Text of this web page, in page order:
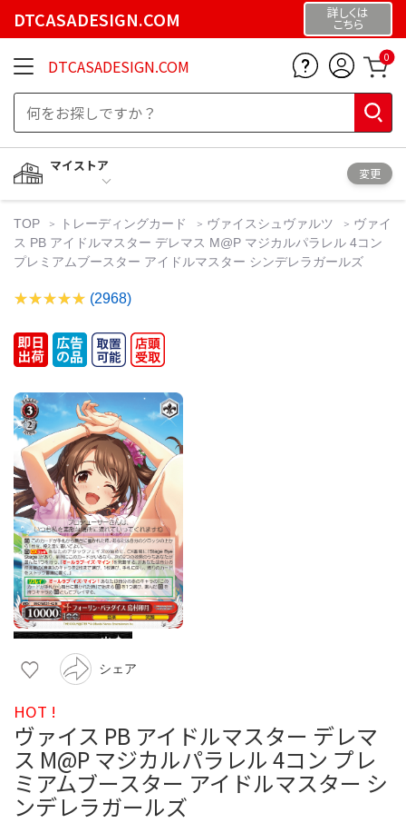
DTCASADESIGN.COM 詳しくは
こちら
DTCASADESIGN.COM 0
マイストア
変更
TOP トレーディングカード ヴァイスシュヴァルツ
ヴァイ
ス PB アイドルマスター デレマス M@P マジカルパラレル 4コン
プレミアムブースター アイドルマスター シンデレラガールズ
(2968)
シェア
HOT !
ヴァイス PB アイドルマスター デレマ
ス M@P マジカルパラレル 4コン プレ
ミアムブースター アイドルマスター シ
ンデレラガールズ